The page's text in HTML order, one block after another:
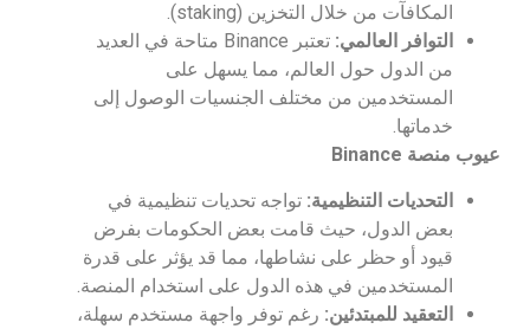
المكافآت من خلال التخزين (staking).
التوافر العالمي:
تعتبر Binance متاحة في العديد
من الدول حول العالم، مما يسهل على
المستخدمين من مختلف الجنسيات الوصول إلى
خدماتها.
عيوب منصة Binance
التحديات التنظيمية: تواجه تحديات تنظيمية في
بعض الدول، حيث قامت بعض الحكومات بفرض
قيود أو حظر على نشاطها، مما قد يؤثر على قدرة
المستخدمين في هذه الدول على استخدام المنصة.
التعقيد للمبتدئين: رغم توفر واجهة مستخدم سهلة،